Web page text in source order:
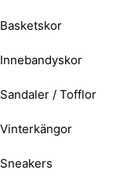
Basketskor
Innebandyskor
Sandaler / Tofflor
Vinterkängor
Sneakers